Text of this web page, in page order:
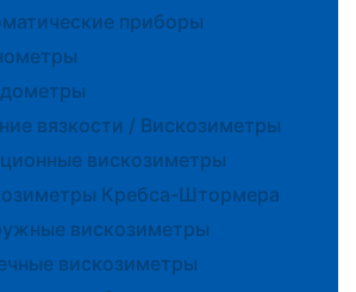
приборы
вязкости / Вискозиметры
вискозиметры
Кребса-Штормера
вискозиметры
вискозиметры